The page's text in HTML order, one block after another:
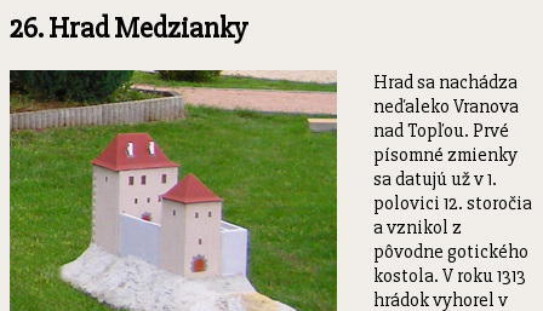
26. Hrad Medzianky
Hrad sa nachádza
neďaleko Vranova
nad Topľou. Prvé
písomné zmienky
sa datujú už v 1.
polovici 12. storočia
a vznikol z
pôvodne gotického
kostola. V roku 1313
hrádok vyhorel v